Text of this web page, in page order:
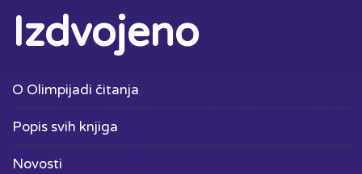
Izdvojeno
O Olimpijadi čitanja
Popis svih knjiga
Novosti